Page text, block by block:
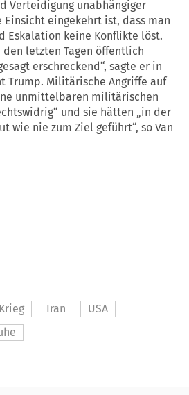
Verteidigung unabhängiger
Einsicht eingekehrt ist, dass man
Eskalation keine Konflikte löst.
den letzten Tagen öffentlich
erschreckend“, sagte er in
Trump. Militärische Angriffe auf
unmittelbaren militärischen
und sie hätten „in der
wie nie zum Ziel geführt“, so Van
Krieg Iran
USA